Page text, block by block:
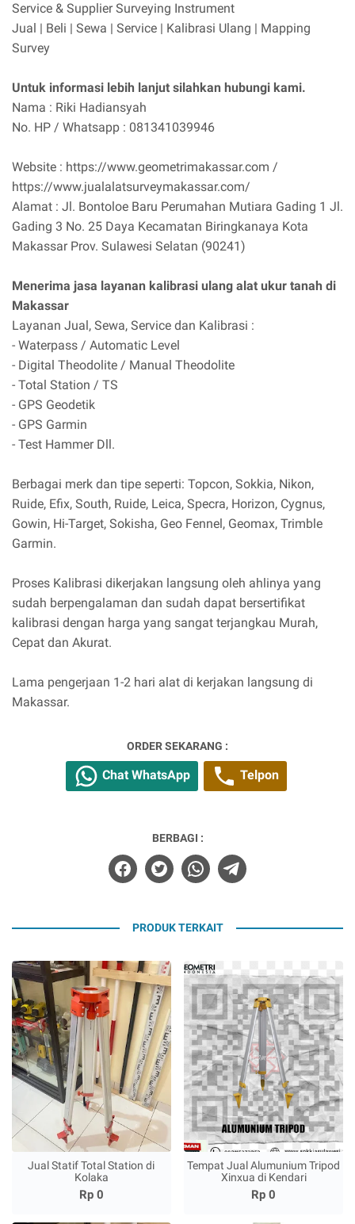
Service & Supplier Surveying Instrument
Jual | Beli | Sewa | Service | Kalibrasi Ulang | Mapping
Survey
Untuk informasi lebih lanjut silahkan hubungi kami.
Nama : Riki Hadiansyah
No. HP / Whatsapp : 081341039946
Website : https://www.geometrimakassar.com /
https://www.jualalatsurveymakassar.com/
Alamat : Jl. Bontoloe Baru Perumahan Mutiara Gading 1 Jl.
Gading 3 No. 25 Daya Kecamatan Biringkanaya Kota
Makassar Prov. Sulawesi Selatan (90241)
Menerima jasa layanan kalibrasi ulang alat ukur tanah di
Makassar
Layanan Jual, Sewa, Service dan Kalibrasi :
- Waterpass / Automatic Level
- Digital Theodolite / Manual Theodolite
- Total Station / TS
- GPS Geodetik
- GPS Garmin
- Test Hammer Dll.
Berbagai merk dan tipe seperti: Topcon, Sokkia, Nikon,
Ruide, Efix, South, Ruide, Leica, Specra, Horizon, Cygnus,
Gowin, Hi-Target, Sokisha, Geo Fennel, Geomax, Trimble
Garmin.
Proses Kalibrasi dikerjakan langsung oleh ahlinya yang
sudah berpengalaman dan sudah dapat bersertifikat
kalibrasi dengan harga yang sangat terjangkau Murah,
Cepat dan Akurat.
Lama pengerjaan 1-2 hari alat di kerjakan langsung di
Makassar.
ORDER SEKARANG :
Chat WhatsApp Telpon
BERBAGI :
PRODUK TERKAIT
Jual Statif Total Station di
Kolaka
Rp 0
Tempat Jual Alumunium Tripod
Xinxua di Kendari
Rp 0